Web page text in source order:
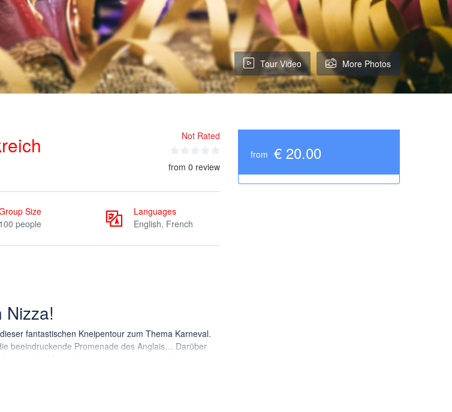
Tour Video More Photos
Not Rated
from 0 review
Size
100 people
Languages
English, French
Nizza!
fantastischen Kneipentour zum Thema Karneval.
beeindruckende Promenade des Anglais… Darüber
der besten Nächte Ihres Lebens erleben werden!
from € 20.00